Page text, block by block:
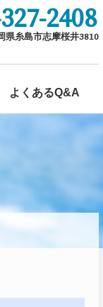
2408
よくあるQ&A